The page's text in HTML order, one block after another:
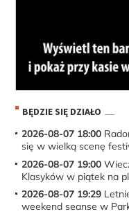
BĘDZIE SIĘ DZIAŁO
2026-08-07 18:00
się w wielką scenę
2026-08-07 19:00
Klasyków w piątek na
2026-08-07 19:29
weekend seanse w